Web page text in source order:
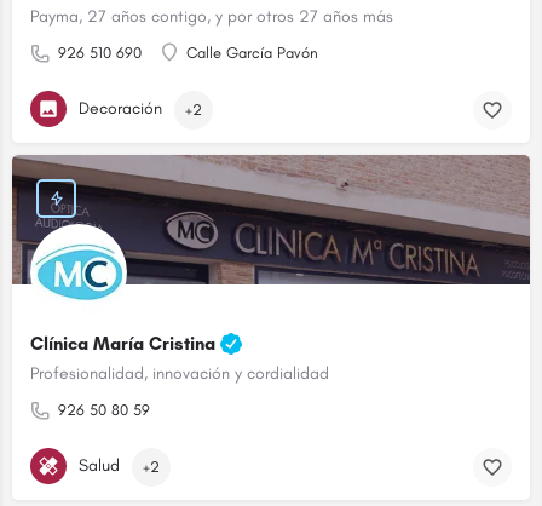
Payma, 27 años contigo, y por otros 27 años más
926 510 690 Calle García Pavón
Decoración +2
Clínica María Cristina
Profesionalidad, innovación y cordialidad
926 50 80 59
Salud +2